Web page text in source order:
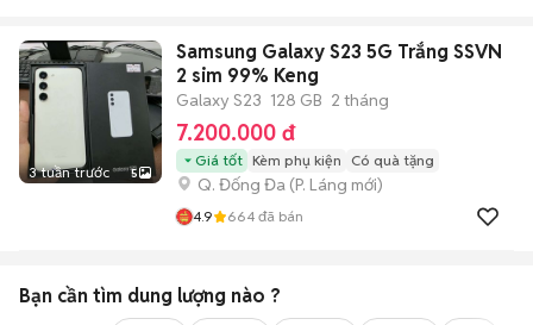
3 tuần trước 5
Samsung Galaxy S23 5G Trắng SSVN
2 sim 99% Keng
Galaxy S23 128 GB 2 tháng
7.200.000 đ
Giá tốt Kèm phụ kiện Có quà tặng
Q. Đống Đa (P. Láng mới)
4.9 664 đã bán
Bạn cần tìm dung lượng nào ?